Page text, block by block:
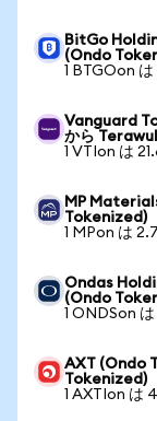
BitGo
(Ondo
1 BTGOon
Vanguard
から
1 VTIon は
MP
Tokenized)
1 MPon は
Ondas
(Ondo
1 ONDSon
AXT (Ondo
Tokenized)
1 AXTIon は